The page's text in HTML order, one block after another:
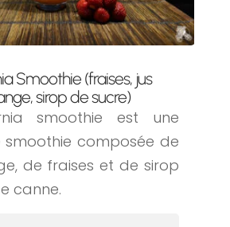
Smoothie (fraises, jus
sirop de sucre)
smoothie est une
composée de
de fraises et de sirop
canne.